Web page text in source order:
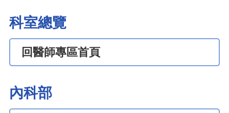
科室總覽
回醫師專區首頁
內科部